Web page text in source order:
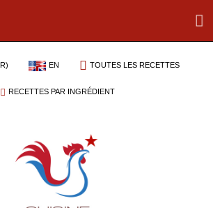
EN TOUTES LES RECETTES
RECETTES PAR INGRÉDIENT